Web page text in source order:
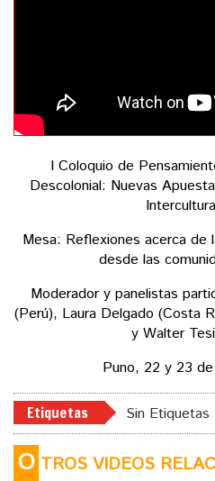
I Coloquio de
Descolonial: Nuevas
Mesa: Reflexiones acerca de
desde las
Moderador y panelistas
(Perú), Laura Delgado (Costa
y Walter
Puno, 22 y 23
Etiquetas Sin Etiquetas
O TROS VIDEOS